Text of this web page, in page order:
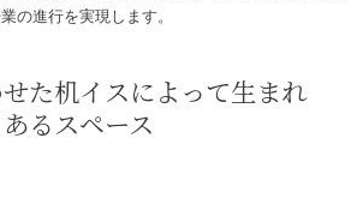
の進行を実現します。
た机イスによって生まれ
るスペース